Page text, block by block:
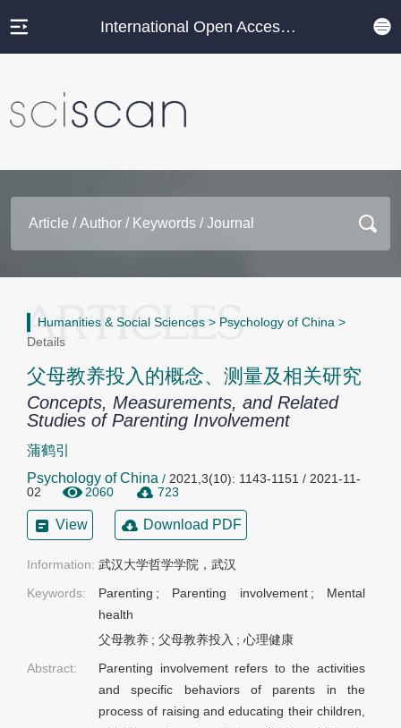
International Open Access Journal Platform
Humanities & Social Sciences > Psychology of China >
Details
父母教养投入的概念、测量及相关研究
Concepts, Measurements, and Related
Studies of Parenting Involvement
蒲鹤引
Psychology of China / 2021,3(10): 1143-1151 / 2021-11-
02
2060 723
View Download PDF
Information: 武汉大学哲学学院，武汉
Keywords:
Parenting ; Parenting involvement ; Mental
health
父母教养 ; 父母教养投入 ; 心理健康
Abstract:
Parenting involvement refers to the activities
and specific behaviors of parents in the
process of raising and educating their children,